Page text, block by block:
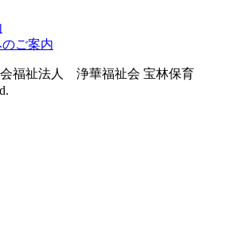
ご案内
会福祉法人 浄華福祉会 宝林保育